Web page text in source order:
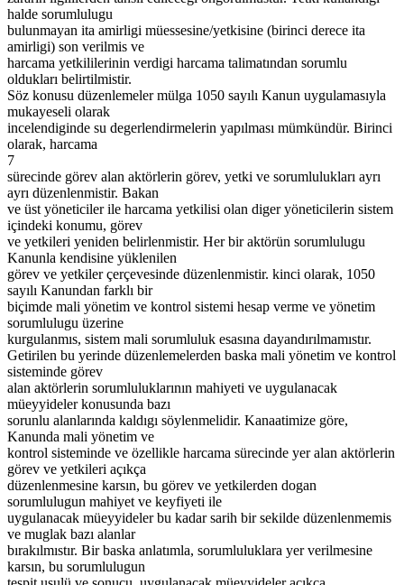
halde sorumlulugu
bulunmayan ita amirligi müessesine/yetkisine (birinci derece ita
amirligi) son verilmis ve
harcama yetkililerinin verdigi harcama talimatından sorumlu
oldukları belirtilmistir.
Söz konusu düzenlemeler mülga 1050 sayılı Kanun uygulamasıyla
mukayeseli olarak
incelendiginde su degerlendirmelerin yapılması mümkündür. Birinci
olarak, harcama
7
sürecinde görev alan aktörlerin görev, yetki ve sorumlulukları ayrı
ayrı düzenlenmistir. Bakan
ve üst yöneticiler ile harcama yetkilisi olan diger yöneticilerin sistem
içindeki konumu, görev
ve yetkileri yeniden belirlenmistir. Her bir aktörün sorumlulugu
Kanunla kendisine yüklenilen
görev ve yetkiler çerçevesinde düzenlenmistir. kinci olarak, 1050
sayılı Kanundan farklı bir
biçimde mali yönetim ve kontrol sistemi hesap verme ve yönetim
sorumlulugu üzerine
kurgulanmıs, sistem mali sorumluluk esasına dayandırılmamıstır.
Getirilen bu yerinde düzenlemelerden baska mali yönetim ve kontrol
sisteminde görev
alan aktörlerin sorumluluklarının mahiyeti ve uygulanacak
müeyyideler konusunda bazı
sorunlu alanlarında kaldıgı söylenmelidir. Kanaatimize göre,
Kanunda mali yönetim ve
kontrol sisteminde ve özellikle harcama sürecinde yer alan aktörlerin
görev ve yetkileri açıkça
düzenlenmesine karsın, bu görev ve yetkilerden dogan
sorumlulugun mahiyet ve keyfiyeti ile
uygulanacak müeyyideler bu kadar sarih bir sekilde düzenlenmemis
ve muglak bazı alanlar
bırakılmıstır. Bir baska anlatımla, sorumluluklara yer verilmesine
karsın, bu sorumlulugun